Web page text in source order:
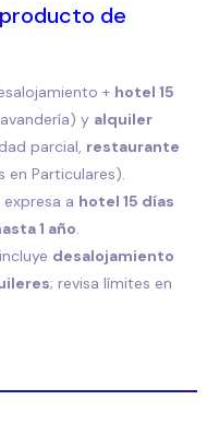
de
+ hotel 15
y alquiler
parcial, restaurante
en Particulares).
a hotel 15 días
1 año.
incluye desalojamiento
; revisa límites en